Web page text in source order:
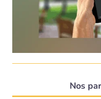
Nos